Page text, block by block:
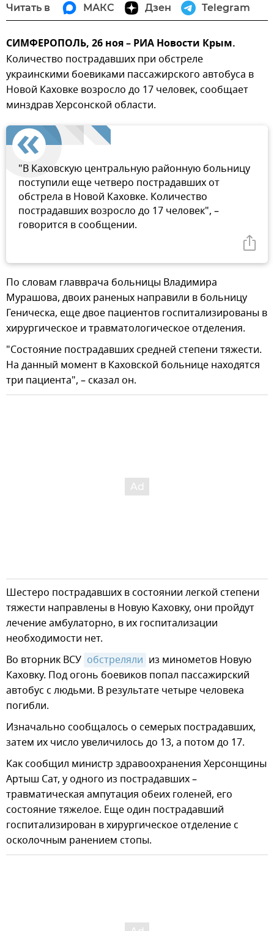
Читать в МАКС Дзен Telegram
СИМФЕРОПОЛЬ, 26 ноя – РИА Новости Крым.
Количество пострадавших при обстреле
украинскими боевиками пассажирского автобуса в
Новой Каховке возросло до 17 человек, сообщает
минздрав Херсонской области.
"В Каховскую центральную районную больницу
поступили еще четверо пострадавших от
обстрела в Новой Каховке. Количество
пострадавших возросло до 17 человек", –
говорится в сообщении.
По словам главврача больницы Владимира
Мурашова, двоих раненых направили в больницу
Геническа, еще двое пациентов госпитализированы в
хирургическое и травматологическое отделения.
"Состояние пострадавших средней степени тяжести.
На данный момент в Каховской больнице находятся
три пациента", – сказал он.
Шестеро пострадавших в состоянии легкой степени
тяжести направлены в Новую Каховку, они пройдут
лечение амбулаторно, в их госпитализации
необходимости нет.
Во вторник ВСУ обстреляли из минометов Новую
Каховку. Под огонь боевиков попал пассажирский
автобус с людьми. В результате четыре человека
погибли.
Изначально сообщалось о семерых пострадавших,
затем их число увеличилось до 13, а потом до 17.
Как сообщил министр здравоохранения Херсонщины
Артыш Сат, у одного из пострадавших –
травматическая ампутация обеих голеней, его
состояние тяжелое. Еще один пострадавший
госпитализирован в хирургическое отделение с
осколочным ранением стопы.